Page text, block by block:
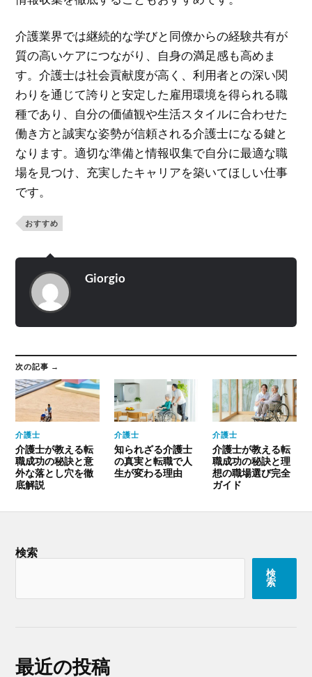
介護業界では継続的な学びと同僚からの経験共有が
質の高いケアにつながり、自身の満足感も高めま
す。介護士は社会貢献度が高く、利用者との深い関
わりを通じて誇りと安定した雇用環境を得られる職
種であり、自分の価値観や生活スタイルに合わせた
働き方と誠実な姿勢が信頼される介護士になる鍵と
なります。適切な準備と情報収集で自分に最適な職
場を見つけ、充実したキャリアを築いてほしい仕事
です。
おすすめ
Giorgio
次の記事 →
介護士
介護士が教える転
職成功の秘訣と意
外な落とし穴を徹
底解説
介護士
知られざる介護士
の真実と転職で人
生が変わる理由
介護士
介護士が教える転
職成功の秘訣と理
想の職場選び完全
ガイド
検索
検
索
最近の投稿